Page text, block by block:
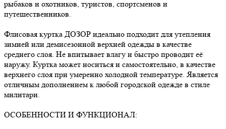
рыбаков и охотников, туристов, спортсменов и
путешественников.
Флисовая куртка ДОЗОР идеально подходит для утепления
зимней или демисезонной верхней одежды в качестве
среднего слоя. Не впитывает влагу и быстро проводит её
наружу. Куртка может носиться и самостоятельно, в качестве
верхнего слоя при умеренно холодной температуре. Является
отличным дополнением к любой городской одежде в стиле
милитари.
ОСОБЕННОСТИ И ФУНКЦИОНАЛ: